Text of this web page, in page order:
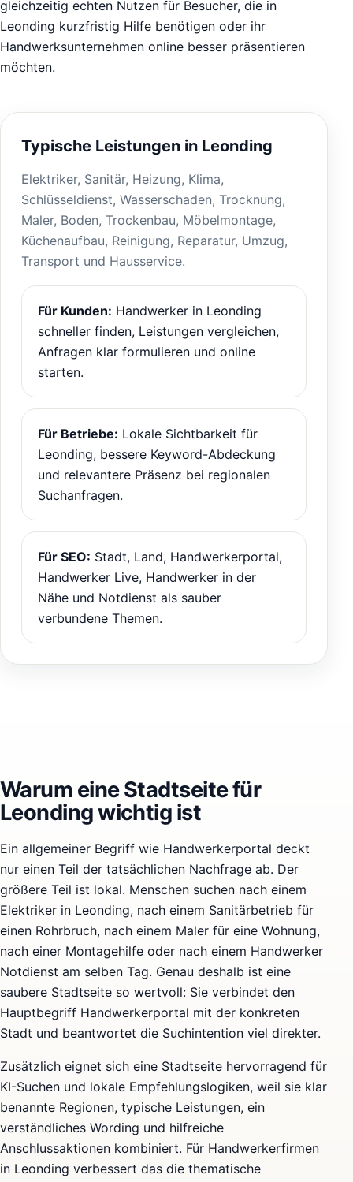
gleichzeitig echten Nutzen für Besucher, die in
Leonding kurzfristig Hilfe benötigen oder ihr
Handwerksunternehmen online besser präsentieren
möchten.
Typische Leistungen in Leonding
Elektriker, Sanitär, Heizung, Klima,
Schlüsseldienst, Wasserschaden, Trocknung,
Maler, Boden, Trockenbau, Möbelmontage,
Küchenaufbau, Reinigung, Reparatur, Umzug,
Transport und Hausservice.
Für Kunden: Handwerker in Leonding
schneller finden, Leistungen vergleichen,
Anfragen klar formulieren und online
starten.
Für Betriebe: Lokale Sichtbarkeit für
Leonding, bessere Keyword-Abdeckung
und relevantere Präsenz bei regionalen
Suchanfragen.
Für SEO: Stadt, Land, Handwerkerportal,
Handwerker Live, Handwerker in der
Nähe und Notdienst als sauber
verbundene Themen.
Warum eine Stadtseite für
Leonding wichtig ist
Ein allgemeiner Begriff wie Handwerkerportal deckt
nur einen Teil der tatsächlichen Nachfrage ab. Der
größere Teil ist lokal. Menschen suchen nach einem
Elektriker in Leonding, nach einem Sanitärbetrieb für
einen Rohrbruch, nach einem Maler für eine Wohnung,
nach einer Montagehilfe oder nach einem Handwerker
Notdienst am selben Tag. Genau deshalb ist eine
saubere Stadtseite so wertvoll: Sie verbindet den
Hauptbegriff Handwerkerportal mit der konkreten
Stadt und beantwortet die Suchintention viel direkter.
Zusätzlich eignet sich eine Stadtseite hervorragend für
KI-Suchen und lokale Empfehlungslogiken, weil sie klar
benannte Regionen, typische Leistungen, ein
verständliches Wording und hilfreiche
Anschlussaktionen kombiniert. Für Handwerkerfirmen
in Leonding verbessert das die thematische